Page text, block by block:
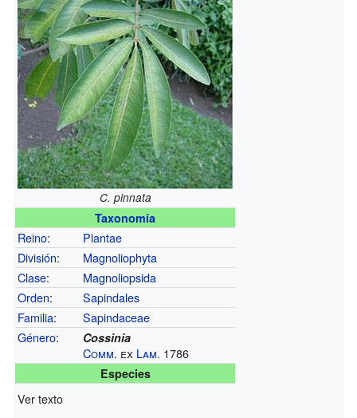
C. pinnata
Taxonomía
Reino:
Plantae
División:
Magnoliophyta
Clase:
Magnoliopsida
Orden:
Sapindales
Familia:
Sapindaceae
Género: Cossinia
Comm. ex Lam. 1786
Especies
Ver texto